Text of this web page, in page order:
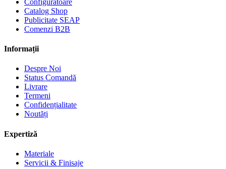
Catalog Shop
Publicitate SEAP
Comenzi B2B
Informații
Despre Noi
Status Comandă
Livrare
Termeni
Confidențialitate
Noutăți
Expertiză
Materiale
Servicii & Finisaje